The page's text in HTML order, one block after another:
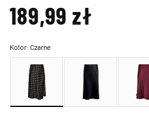
189,99 zł
Kolor:Czarne